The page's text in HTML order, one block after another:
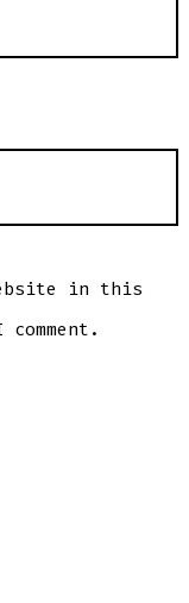
in this